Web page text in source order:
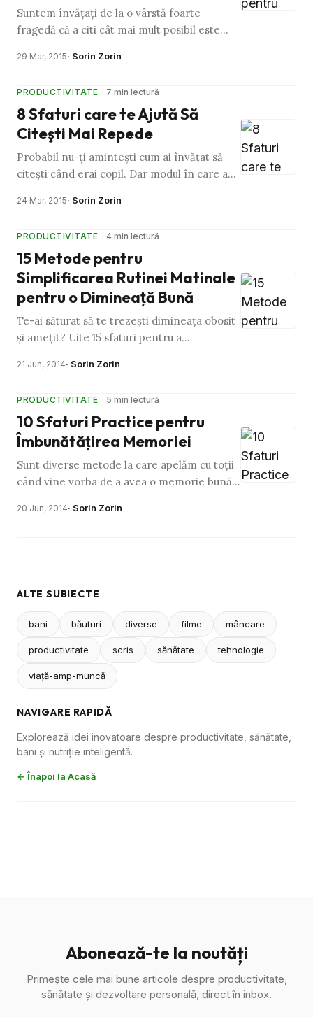
Suntem învăţaţi de la o vârstă foarte
fragedă că a citi cât mai mult posibil este
la cea mai deşteaptă şi …
29 Mar, 2015· Sorin Zorin
PRODUCTIVITATE · 7 min lectură
8 Sfaturi care te Ajută Să
Citeşti Mai Repede
Probabil nu-ţi aminteşti cum ai învăţat să
citeşti când erai copil. Dar modul în care am
relevanţă foarte …
24 Mar, 2015· Sorin Zorin
PRODUCTIVITATE · 4 min lectură
15 Metode pentru
Simplificarea Rutinei Matinale
pentru o Dimineaţă Bună
Te-ai săturat să te trezeşti dimineaţa obosit
şi ameţit? Uite 15 sfaturi pentru a
de calm. Pregăteşte micul …
21 Jun, 2014· Sorin Zorin
PRODUCTIVITATE · 5 min lectură
10 Sfaturi Practice pentru
Îmbunătăţirea Memoriei
Sunt diverse metode la care apelăm cu toţii
când vine vorba de a avea o memorie bună.
pe fundal, altora le …
20 Jun, 2014· Sorin Zorin
ALTE SUBIECTE
bani băuturi diverse filme mâncare
productivitate scris sănătate tehnologie
viaţă-amp-muncă
NAVIGARE RAPIDĂ
Explorează idei inovatoare despre productivitate, sănătate,
bani și nutriție inteligentă.
← Înapoi la Acasă
Abonează-te la noutăți
Primește cele mai bune articole despre productivitate,
sănătate și dezvoltare personală, direct în inbox.